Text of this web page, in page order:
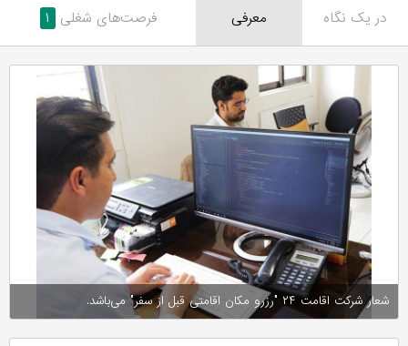
در یک نگاه معرفی فرصت‌های شغلی ۱
شعار شرکت اقامت ۲۴ "رزرو مکان اقامتی قبل از سفر" می‌باشد.